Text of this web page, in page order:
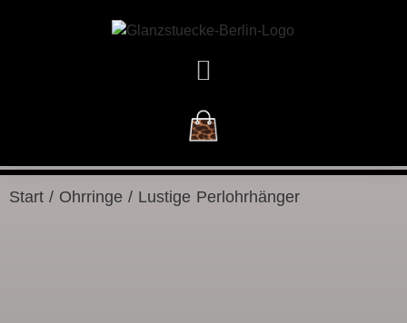
Start / Ohrringe / Lustige Perlohrhänger